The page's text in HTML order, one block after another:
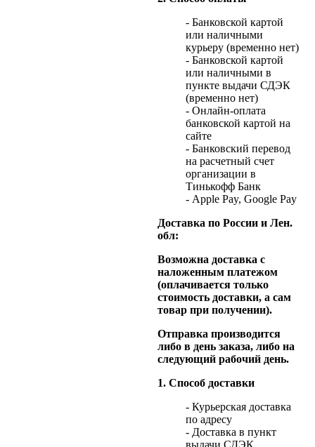
- Банковской картой
или наличными
курьеру (временно нет)
- Банковской картой
или наличными в
пункте выдачи СДЭК
(временно нет)
- Онлайн-оплата
банковской картой на
сайте
- Банковский перевод
на расчетный счет
организации в
Тинькофф Банк
- Apple Pay, Google Pay
Доставка по России и Лен.
обл:
Возможна доставка с
наложенным платежом
(оплачивается только
стоимость доставки, а сам
товар при получении).
Отправка производится
либо в день заказа, либо на
следующий рабочий день.
1. Способ доставки
- Курьерская доставка
по адресу
- Доставка в пункт